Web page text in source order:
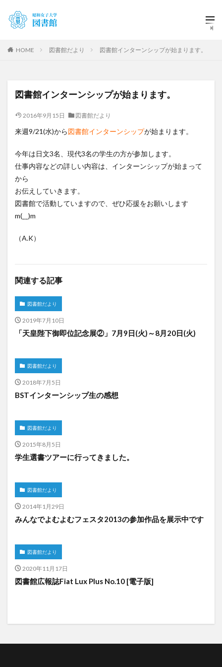
HOME 図書館だより 図書館インターンシップが始まります。
図書館インターンシップが始まります。
2016年9月15日 図書館だより
来週9/21(水)から図書館インターンシップが始まります。
今年は日文3名、現代3名の学生の方が参加します。
仕事内容などの詳しい内容は、インターンシップが始まって
から
お伝えしていきます。
図書館で活動していますので、ぜひ応援をお願いします
m(__)m
（A.K）
関連する記事
図書館だより
2019年7月10日
「天皇陛下御即位記念展②」7月9日(火)～8月20日(火)
図書館だより
2018年7月5日
BSTインターンシップ生の感想
図書館だより
2015年8月5日
学生選書ツアーに行ってきました。
図書館だより
2014年1月29日
みんなでよむよむフェスタ2013の参加作品を展示中です
図書館だより
2020年11月17日
図書館広報誌Fiat Lux Plus No.10 [電子版]